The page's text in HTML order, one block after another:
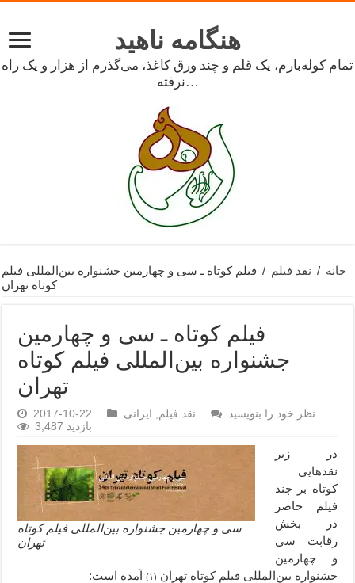
هنگامه ناهید
تمام کوله‌بارم، یک قلم و چند ورق کاغذ، می‌گذرم از هزار و یک راه
نرفته…
خانه / نقد فیلم / فیلم کوتاه ـ سی و چهارمین جشنواره بین‌المللی فیلم
کوتاه تهران
فیلم کوتاه ـ سی و چهارمین
جشنواره بین‌المللی فیلم کوتاه
تهران
2017-10-22 نقد فیلم ایرانی
نظر خود را بنویسید
3,487 بازدید
سی و چهارمین جشنواره بین‌المللی فیلم کوتاه
تهران
در زیر
نقدهایی
کوتاه بر چند
فیلم حاضر
در بخش
رقابت سی
و چهارمین
جشنواره بین‌المللی فیلم کوتاه تهران (۱) آمده است: